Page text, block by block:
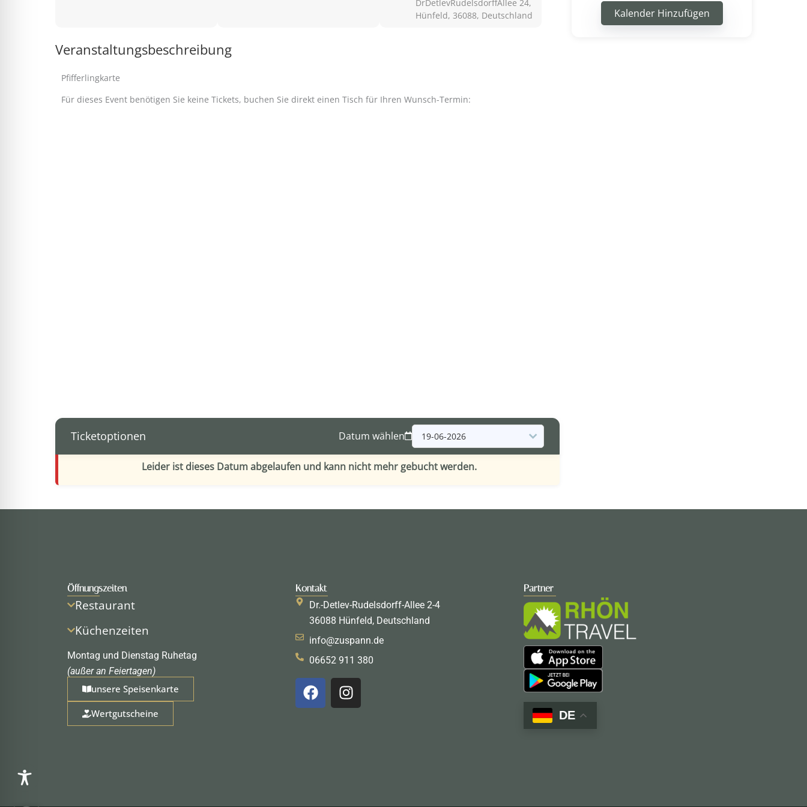
DrDetlevRudelsdorffAllee 24,
Hünfeld, 36088, Deutschland
Veranstaltungsbeschreibung
Pfifferlingkarte
Für dieses Event benötigen Sie keine Tickets, buchen Sie direkt einen Tisch für Ihren Wunsch-Termin:
Ticketoptionen Datum wählen
Leider ist dieses Datum abgelaufen und kann nicht mehr gebucht werden.
Kalender Hinzufügen
Öffnungszeiten
Restaurant
Küchenzeiten
Montag und Dienstag Ruhetag
(außer an Feiertagen)
unsere Speisenkarte
Wertgutscheine
Kontakt
Dr.-Detlev-Rudelsdorff-Allee 2-4
36088 Hünfeld, Deutschland
info@zuspann.de
06652 911 380
F
a
c
I
n
s
Partner
DE